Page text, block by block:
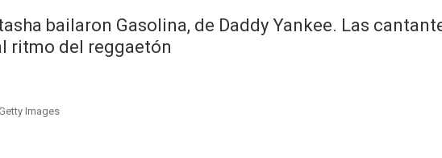
bailaron Gasolina, de Daddy Yankee. Las
ritmo del reggaetón
Images